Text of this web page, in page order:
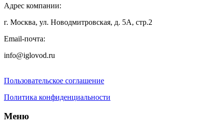
Адрес компании:
г. Москва, ул. Новодмитровская, д. 5А, стр.2
Email-почта:
info@iglovod.ru
Пользовательское соглашение
Политика конфиденциальности
Меню